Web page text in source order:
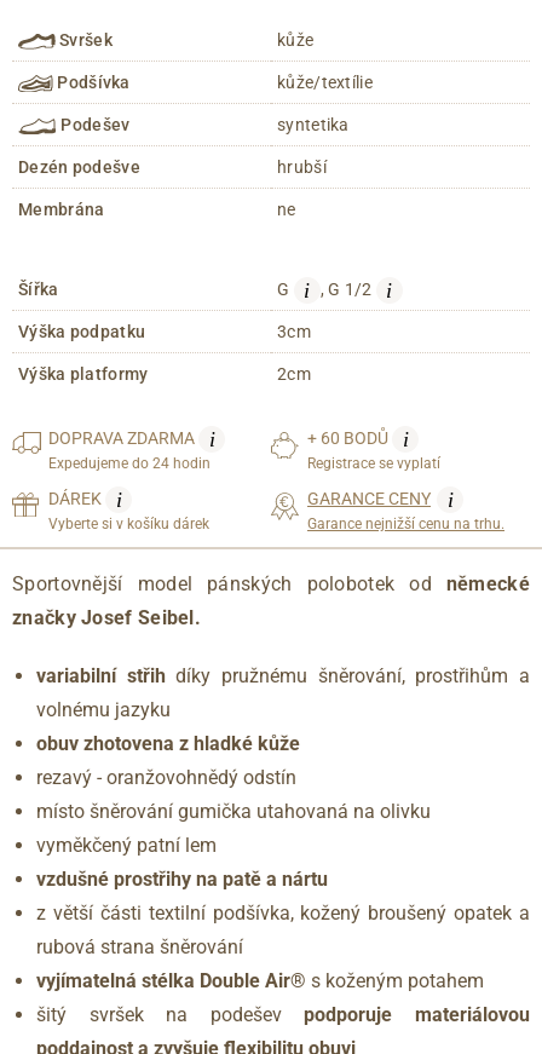
Svršek kůže
Podšívka kůže/textílie
Podešev syntetika
Dezén podešve hrubší
Membrána ne
Šířka G i , G 1/2 i
Výška podpatku 3cm
Výška platformy 2cm
DOPRAVAZDARMA i
Expedujeme do 24 hodin
+ 60 BODŮ i
Registrace se vyplatí
DÁREK i
Vyberte si v košíku dárek
GARANCE CENY i
Garance nejnižší cenu na trhu.
Sportovnější model pánských polobotek od německé
značky Josef Seibel.
variabilní střihdíky pružnému šněrování, prostřihům a
volnému jazyku
obuv zhotovena z hladké kůže
rezavý - oranžovohnědý odstín
místo šněrování gumička utahovaná na olivku
vyměkčený patní lem
vzdušné prostřihy na patě a nártu
z větší části textilní podšívka, kožený broušený opatek a
rubová strana šněrování
vyjímatelná stélka Double Air® s koženým potahem
šitý svršek na podeševpodporuje materiálovou
poddajnost a zvyšuje flexibilitu obuvi